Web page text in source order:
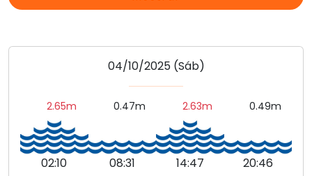
04/10/2025 (Sáb)
2.65m
02:10
0.47m
08:31
2.63m
14:47
0.49m
20:46